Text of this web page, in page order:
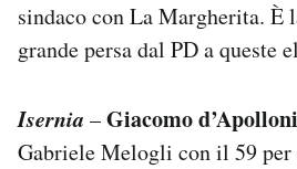
sindaco con La Margherita. È
grande persa dal PD a queste
Isernia –Giacomo
Gabriele Melogli con il 59 per